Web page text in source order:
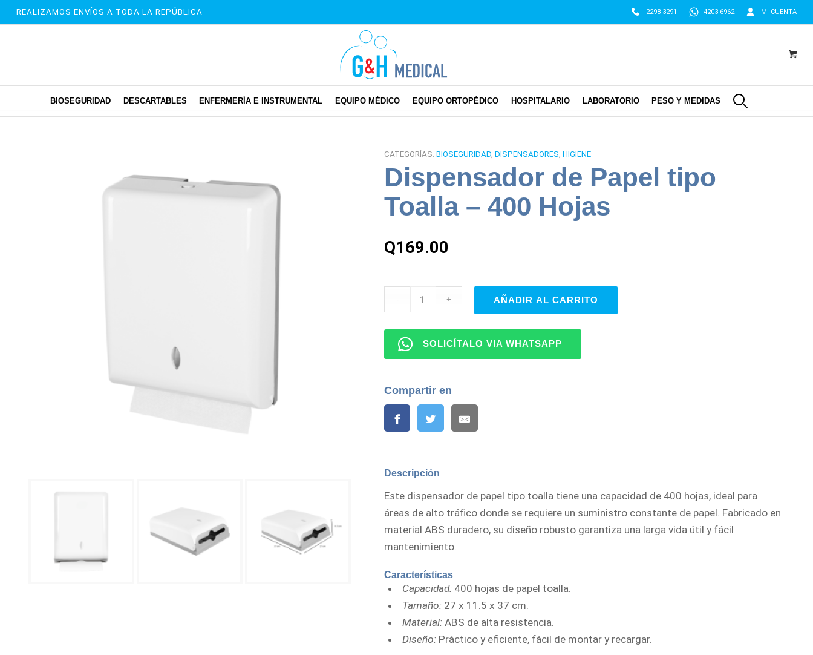
2298-3291 4203 6962 MI CUENTA
REALIZAMOS ENVÍOS A TODA LA REPÚBLICA
BIOSEGURIDAD DESCARTABLES ENFERMERÍA E INSTRUMENTAL EQUIPO MÉDICO EQUIPO ORTOPÉDICO HOSPITALARIO LABORATORIO PESO Y MEDIDAS
CATEGORÍAS: BIOSEGURIDAD, DISPENSADORES, HIGIENE
Dispensador de Papel tipo
Toalla – 400 Hojas
Q169.00
AÑADIR AL CARRITO
SOLICÍTALO VIA WHATSAPP
Compartir en
Descripción
Este dispensador de papel tipo toalla tiene una capacidad de 400 hojas, ideal para
áreas de alto tráfico donde se requiere un suministro constante de papel. Fabricado en
material ABS duradero, su diseño robusto garantiza una larga vida útil y fácil
mantenimiento.
Características
Capacidad:400 hojas de papel toalla.
Tamaño: 27 x 11.5 x 37 cm.
Material: ABS de alta resistencia.
Diseño: Práctico y eficiente, fácil de montar y recargar.